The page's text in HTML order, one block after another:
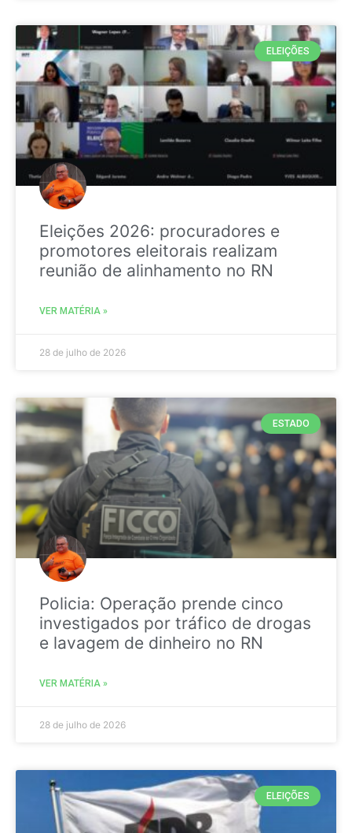
ELEIÇÕES
Eleições 2026: procuradores e
promotores eleitorais realizam
reunião de alinhamento no RN
VER MATÉRIA »
28 de julho de 2026
ESTADO
Policia: Operação prende cinco
investigados por tráfico de drogas
e lavagem de dinheiro no RN
VER MATÉRIA »
28 de julho de 2026
ELEIÇÕES